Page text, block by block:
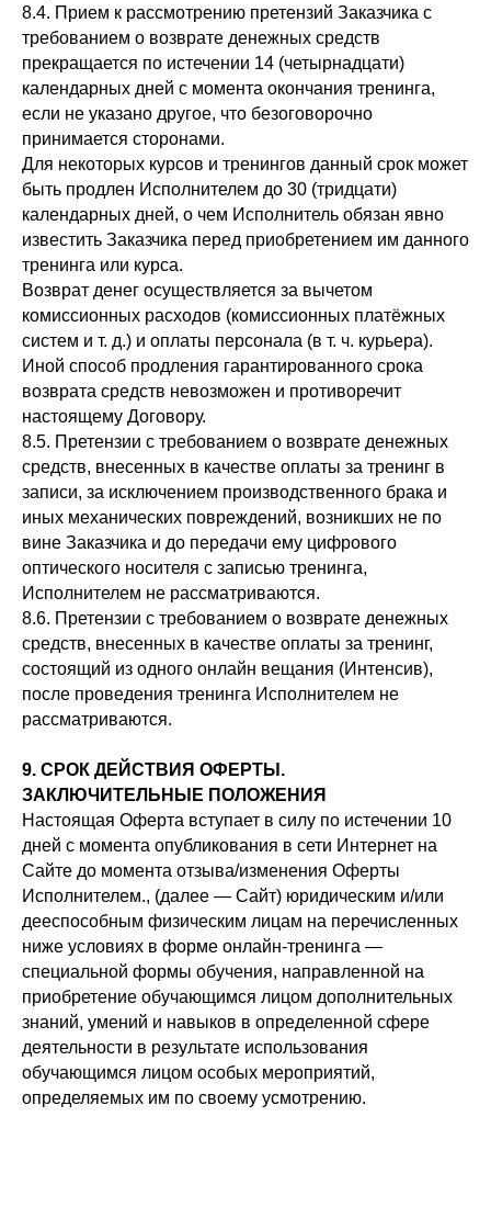
8.4. Прием к рассмотрению претензий Заказчика с
требованием о возврате денежных средств
прекращается по истечении 14 (четырнадцати)
календарных дней с момента окончания тренинга,
если не указано другое, что безоговорочно
принимается сторонами.
Для некоторых курсов и тренингов данный срок может
быть продлен Исполнителем до 30 (тридцати)
календарных дней, о чем Исполнитель обязан явно
известить Заказчика перед приобретением им данного
тренинга или курса.
Возврат денег осуществляется за вычетом
комиссионных расходов (комиссионных платёжных
систем и т. д.) и оплаты персонала (в т. ч. курьера).
Иной способ продления гарантированного срока
возврата средств невозможен и противоречит
настоящему Договору.
8.5. Претензии с требованием о возврате денежных
средств, внесенных в качестве оплаты за тренинг в
записи, за исключением производственного брака и
иных механических повреждений, возникших не по
вине Заказчика и до передачи ему цифрового
оптического носителя с записью тренинга,
Исполнителем не рассматриваются.
8.6. Претензии с требованием о возврате денежных
средств, внесенных в качестве оплаты за тренинг,
состоящий из одного онлайн вещания (Интенсив),
после проведения тренинга Исполнителем не
рассматриваются.
9. СРОК ДЕЙСТВИЯ ОФЕРТЫ.
ЗАКЛЮЧИТЕЛЬНЫЕ ПОЛОЖЕНИЯ
Настоящая Оферта вступает в силу по истечении 10
дней с момента опубликования в сети Интернет на
Сайте до момента отзыва/изменения Оферты
Исполнителем., (далее — Сайт) юридическим и/или
дееспособным физическим лицам на перечисленных
ниже условиях в форме онлайн-тренинга —
специальной формы обучения, направленной на
приобретение обучающимся лицом дополнительных
знаний, умений и навыков в определенной сфере
деятельности в результате использования
обучающимся лицом особых мероприятий,
определяемых им по своему усмотрению.